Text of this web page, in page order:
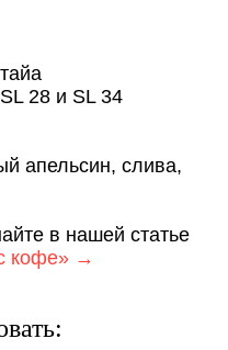
28 и SL 34
апельсин, слива,
в нашей статье
кофе» →